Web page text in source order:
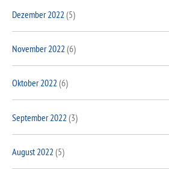
Dezember 2022 (5)
November 2022 (6)
Oktober 2022 (6)
September 2022 (3)
August 2022 (5)